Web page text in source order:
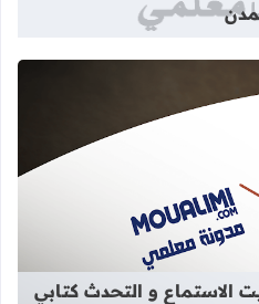
قراءة المزيد عن جذاذة مولود جديد
الاستماع و التحدث كتابي